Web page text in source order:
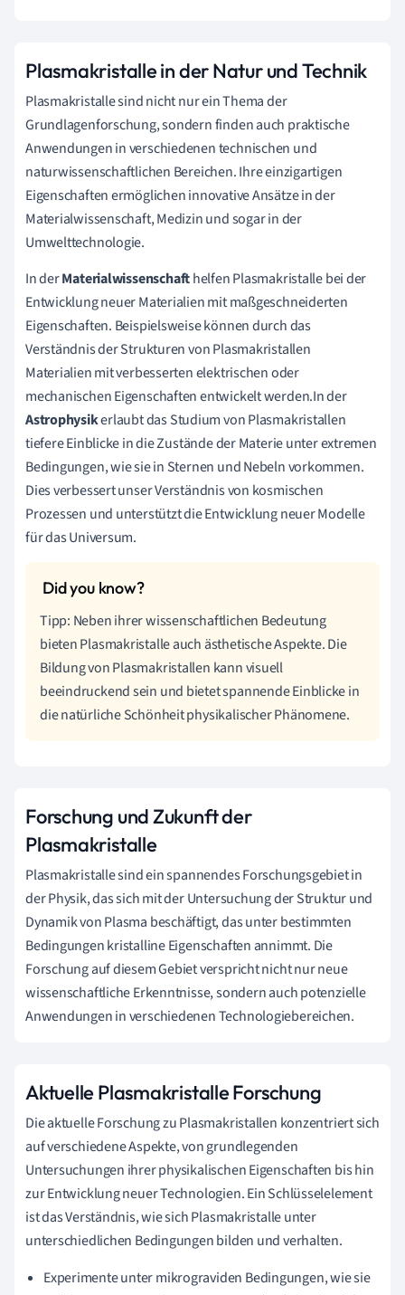
Plasmakristalle in der Natur und Technik
Plasmakristalle sind nicht nur ein Thema der
Grundlagenforschung, sondern finden auch praktische
Anwendungen in verschiedenen technischen und
naturwissenschaftlichen Bereichen. Ihre einzigartigen
Eigenschaften ermöglichen innovative Ansätze in der
Materialwissenschaft, Medizin und sogar in der
Umwelttechnologie.
In derMaterialwissenschafthelfen Plasmakristalle bei der
Entwicklung neuer Materialien mit maßgeschneiderten
Eigenschaften. Beispielsweise können durch das
Verständnis der Strukturen von Plasmakristallen
Materialien mit verbesserten elektrischen oder
mechanischen Eigenschaften entwickelt werden.In der
Astrophysikerlaubt das Studium von Plasmakristallen
tiefere Einblicke in die Zustände der Materie unter extremen
Bedingungen, wie sie in Sternen und Nebeln vorkommen.
Dies verbessert unser Verständnis von kosmischen
Prozessen und unterstützt die Entwicklung neuer Modelle
für das Universum.
Tipp: Neben ihrer wissenschaftlichen Bedeutung
bieten Plasmakristalle auch ästhetische Aspekte. Die
Bildung von Plasmakristallen kann visuell
beeindruckend sein und bietet spannende Einblicke in
die natürliche Schönheit physikalischer Phänomene.
Forschung und Zukunft der
Plasmakristalle
Plasmakristalle sind ein spannendes Forschungsgebiet in
der Physik, das sich mit der Untersuchung der Struktur und
Dynamik von Plasma beschäftigt, das unter bestimmten
Bedingungen kristalline Eigenschaften annimmt. Die
Forschung auf diesem Gebiet verspricht nicht nur neue
wissenschaftliche Erkenntnisse, sondern auch potenzielle
Anwendungen in verschiedenen Technologiebereichen.
Aktuelle Plasmakristalle Forschung
Die aktuelle Forschung zu Plasmakristallen konzentriert sich
auf verschiedene Aspekte, von grundlegenden
Untersuchungen ihrer physikalischen Eigenschaften bis hin
zur Entwicklung neuer Technologien. Ein Schlüsselelement
ist das Verständnis, wie sich Plasmakristalle unter
unterschiedlichen Bedingungen bilden und verhalten.
Experimente unter mikrograviden Bedingungen, wie sie